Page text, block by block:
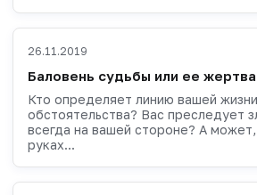
26.11.2019
Баловень судьбы или ее
Кто определяет линию вашей
обстоятельства? Вас преследует
всегда на вашей стороне? А
руках...